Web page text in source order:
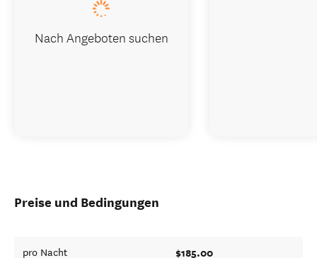
Preise und Bedingungen
pro Nacht $185.00
Nach Angeboten suchen